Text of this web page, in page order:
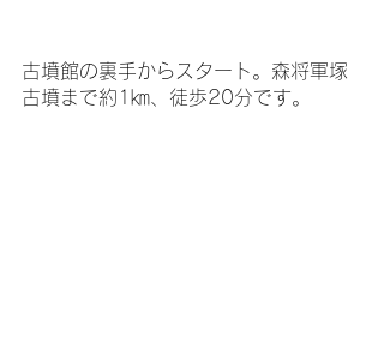
古墳館の裏手からスタート。森将軍塚
古墳まで約1㎞、徒歩20分です。